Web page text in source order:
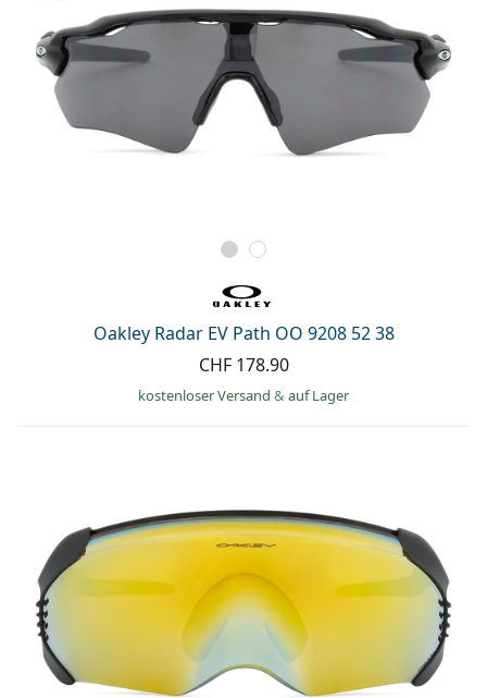
Oakley Radar EV Path OO 9208 52 38
CHF 178.90
kostenloser Versand & auf Lager